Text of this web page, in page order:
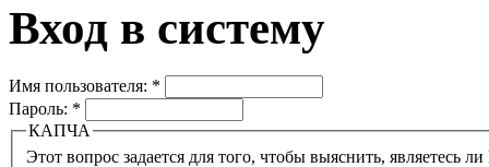
Вход в систему
Имя пользователя: *
Пароль: *
КАПЧА